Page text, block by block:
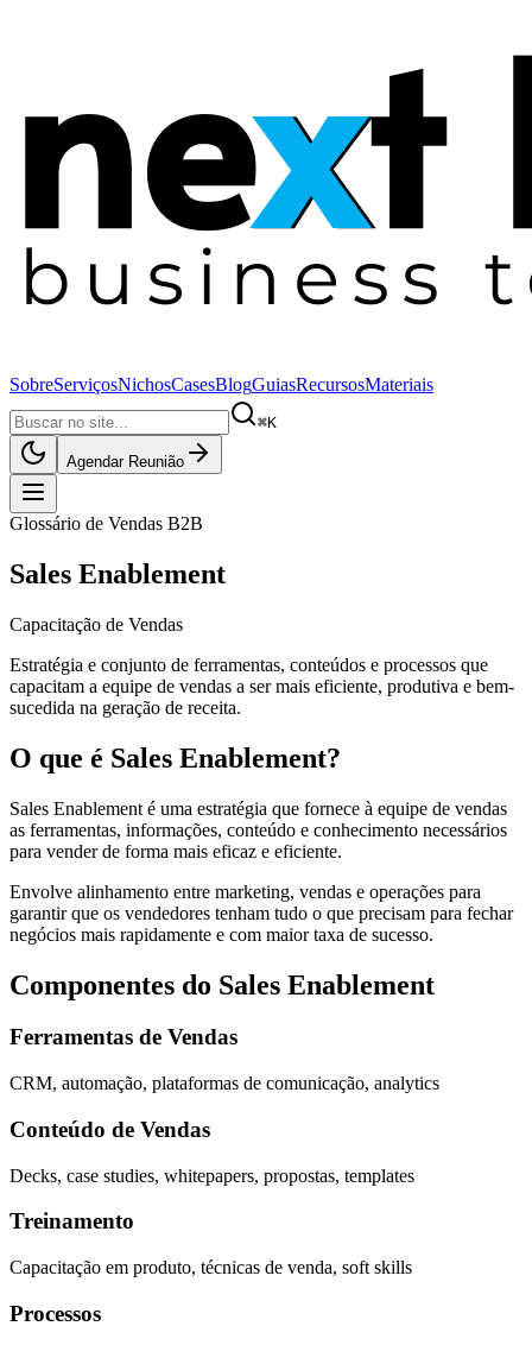
SobreServiçosNichosCasesBlogGuiasRecursosMateriais
⌘K
Agendar Reunião
Glossário de Vendas B2B
Sales Enablement
Capacitação de Vendas
Estratégia e conjunto de ferramentas, conteúdos e processos que
capacitam a equipe de vendas a ser mais eficiente, produtiva e bem-
sucedida na geração de receita.
O que é Sales Enablement?
Sales Enablement é uma estratégia que fornece à equipe de vendas
as ferramentas, informações, conteúdo e conhecimento necessários
para vender de forma mais eficaz e eficiente.
Envolve alinhamento entre marketing, vendas e operações para
garantir que os vendedores tenham tudo o que precisam para fechar
negócios mais rapidamente e com maior taxa de sucesso.
Componentes do Sales Enablement
Ferramentas de Vendas
CRM, automação, plataformas de comunicação, analytics
Conteúdo de Vendas
Decks, case studies, whitepapers, propostas, templates
Treinamento
Capacitação em produto, técnicas de venda, soft skills
Processos